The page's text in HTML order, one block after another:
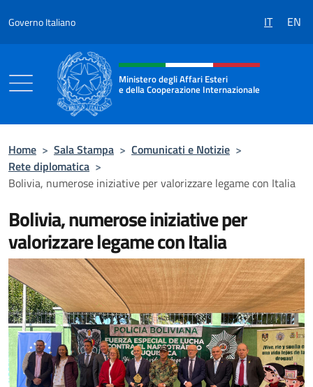
Governo Italiano IT EN
Intestazione sito, social e menù
Ministero degli Affari Esteri
e della Cooperazione Internazionale
Home > Sala Stampa > Comunicati e Notizie >
Rete diplomatica >
Bolivia, numerose iniziative per valorizzare legame con Italia
Bolivia, numerose iniziative per
valorizzare legame con Italia